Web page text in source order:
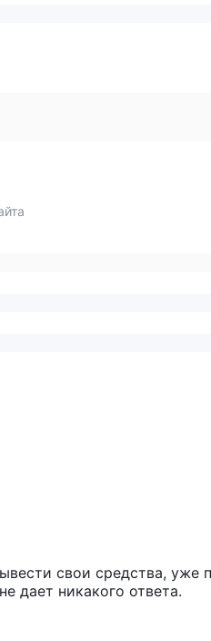
свои средства, уже
дает никакого ответа.